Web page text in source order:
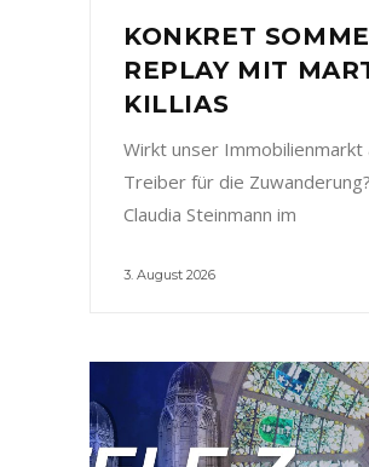
KONKRET
REPLAY MIT
KILLIAS
Wirkt unser Immobilienmarkt
Treiber für die
Claudia Steinmann im
3. August 2026